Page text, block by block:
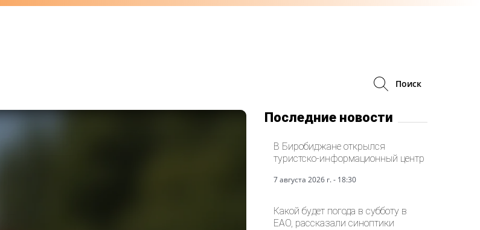
Поиск
Последние новости
В Биробиджане открылся
туристско-информационный центр
7 августа 2026 г. - 18:30
Какой будет погода в субботу в
ЕАО, рассказали синоптики